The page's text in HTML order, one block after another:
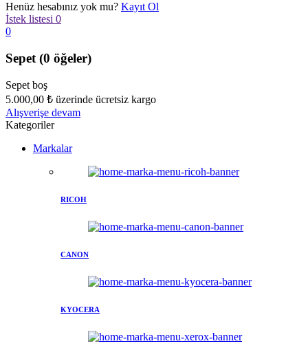
Henüz hesabınız yok mu? Kayıt Ol
İstek listesi 0
0
Sepet (0 öğeler)
Sepet boş
5.000,00 ₺ üzerinde ücretsiz kargo
Alışverişe devam
Kategoriler
Markalar
RICOH
CANON
KYOCERA